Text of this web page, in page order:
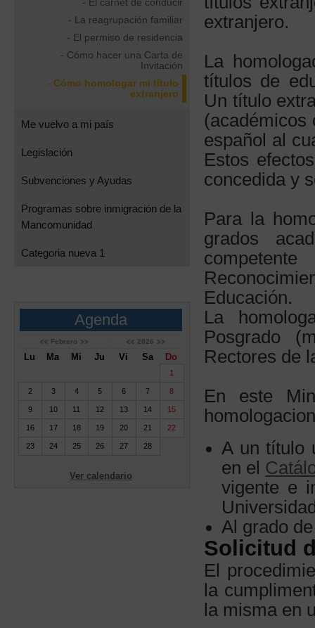
- La reagrupación familiar
- El permiso de residencia
- Cómo hacer una Carta de
Invitación
- Cómo homologar mi título
extranjero
Me vuelvo a mi país
Legislación
Subvenciones y Ayudas
Programas sobre inmigración de la
Mancomunidad
Categoria nueva 1
Agenda
Febrero 2026
Lu Ma Mi Ju Vi Sa Do
1
2 3 4 5 6 7 8
9 10 11 12 13 14 15
16 17 18 19 20 21 22
23 24 25 26 27 28
Ver calendario
extranjero.
La
títulos de
Un título
(académicos
español al
Estos
concedida y
Para la
grados
Educación.
La
Posgrado
Rectores de
En este
A un título
en el
vigente e
Al grado
Solicitud
El
la
la misma en